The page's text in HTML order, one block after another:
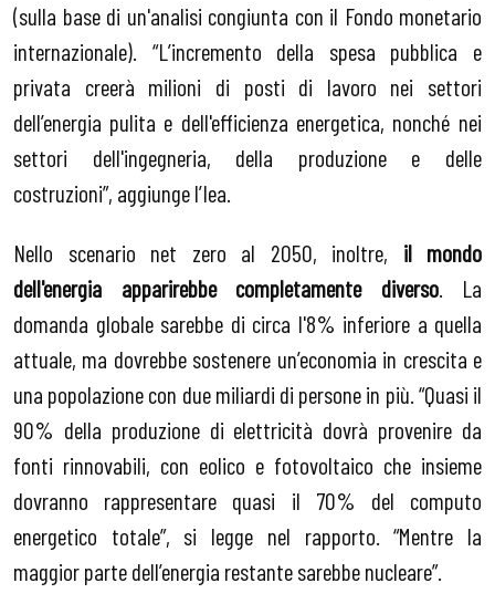
(sulla base di un'analisi congiunta con il Fondo monetario
internazionale). “L’incremento della spesa pubblica e
privata creerà milioni di posti di lavoro nei settori
dell’energia pulita e dell'efficienza energetica, nonché nei
settori dell'ingegneria, della produzione e delle
costruzioni”, aggiunge l’Iea.
Nello scenario net zero al 2050, inoltre, il mondo
dell'energia apparirebbe completamente diverso. La
domanda globale sarebbe di circa l'8% inferiore a quella
attuale, ma dovrebbe sostenere un’economia in crescita e
una popolazione con due miliardi di persone in più. “Quasi il
90% della produzione di elettricità dovrà provenire da
fonti rinnovabili, con eolico e fotovoltaico che insieme
dovranno rappresentare quasi il 70% del computo
energetico totale”, si legge nel rapporto. “Mentre la
maggior parte dell’energia restante sarebbe nucleare”.